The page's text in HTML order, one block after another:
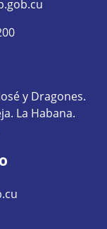
y Dragones.
La Habana.